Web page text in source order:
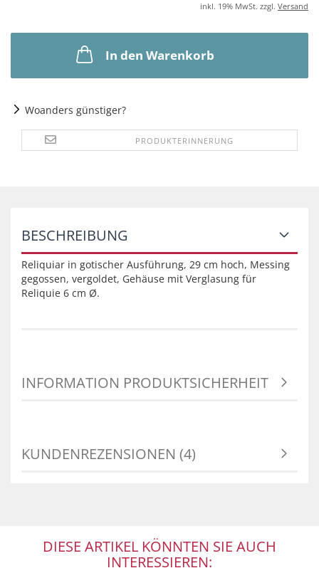
inkl. 19% MwSt. zzgl. Versand
In den Warenkorb
Woanders günstiger?
PRODUKTERINNERUNG
BESCHREIBUNG
Reliquiar in gotischer Ausführung, 29 cm hoch, Messing
gegossen, vergoldet, Gehäuse mit Verglasung für
Reliquie 6 cm Ø.
INFORMATION PRODUKTSICHERHEIT
KUNDENREZENSIONEN (4)
DIESE ARTIKEL KÖNNTEN SIE AUCH
INTERESSIEREN: